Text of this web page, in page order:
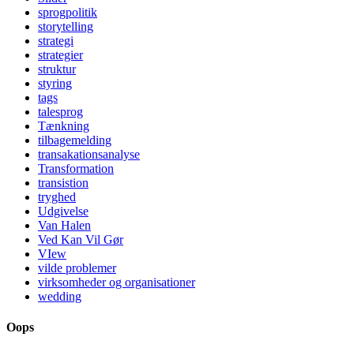
sprogpolitik
storytelling
strategi
strategier
struktur
styring
tags
talesprog
Tænkning
tilbagemelding
transakationsanalyse
Transformation
transistion
tryghed
Udgivelse
Van Halen
Ved Kan Vil Gør
VIew
vilde problemer
virksomheder og organisationer
wedding
Oops